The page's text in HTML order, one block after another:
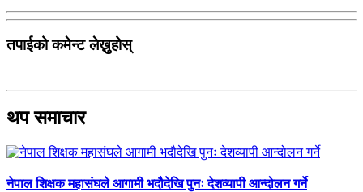
तपाईको कमेन्ट लेख्नुहोस्
थप समाचार
नेपाल शिक्षक महासंघले आगामी भदौदेखि पुनः देशव्यापी आन्दोलन गर्ने